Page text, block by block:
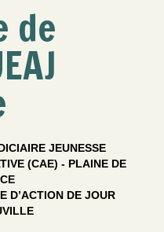
de
JEUNESSE
(CAE) - PLAINE DE
D’ACTION DE JOUR